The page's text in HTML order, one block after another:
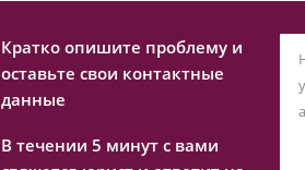
Кратко опишите проблему и
оставьте свои контактные
данные
В течении 5 минут с вами